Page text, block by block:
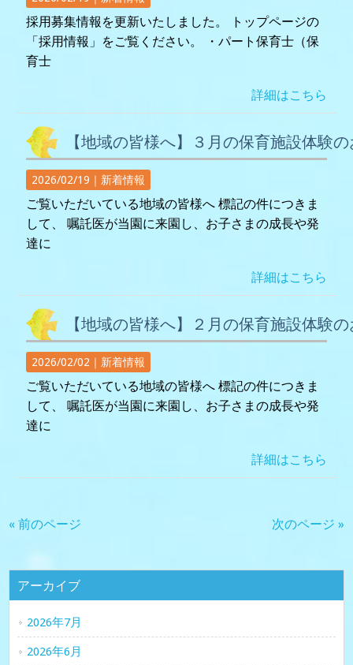
採用募集情報を更新いたしました。 トップページの
「採用情報」をご覧ください。 ・パート保育士（保
育士
詳細はこちら
【地域の皆様へ】３月の保育施設体験
2026/02/19｜ 新着情報
ご覧いただいている地域の皆様へ 標記の件につきま
して、 嘱託医が当園に来園し、お子さまの成長や発
達に
詳細はこちら
【地域の皆様へ】２月の保育施設体験
2026/02/02｜ 新着情報
ご覧いただいている地域の皆様へ 標記の件につきま
して、 嘱託医が当園に来園し、お子さまの成長や発
達に
詳細はこちら
« 前のページ 次のページ »
アーカイブ
2026年7月
2026年6月